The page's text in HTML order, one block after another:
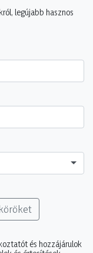
legújabb hasznos
és hozzájárulok